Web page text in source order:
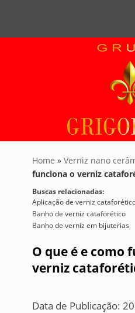
Home » Verniz nano
funciona o verniz
Buscas relacionadas:
Aplicação de verniz
Banho de verniz cataforético
Banho de verniz em bijuterias
O que é e como
verniz
Data de Publicação: